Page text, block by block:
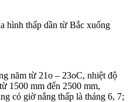
hình thấp dần từ Bắc xuống
năm từ 21o – 23oC, nhiệt độ
1500 mm đến 2500 mm,
có giờ nắng thấp là tháng 6, 7;